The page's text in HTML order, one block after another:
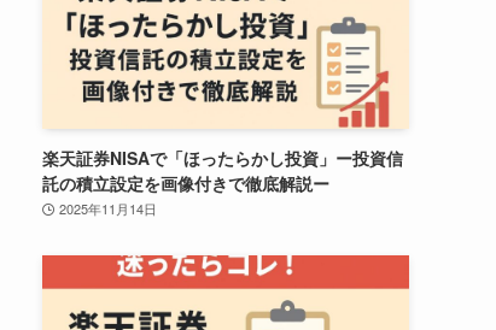
楽天証券NISAで「ほったらかし投資」ー投資信
託の積立設定を画像付きで徹底解説ー
2025年11月14日